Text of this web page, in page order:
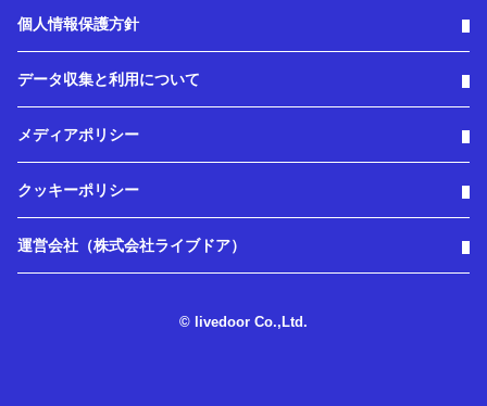
個人情報保護方針
データ収集と利用について
メディアポリシー
クッキーポリシー
運営会社（株式会社ライブドア）
© livedoor Co.,Ltd.